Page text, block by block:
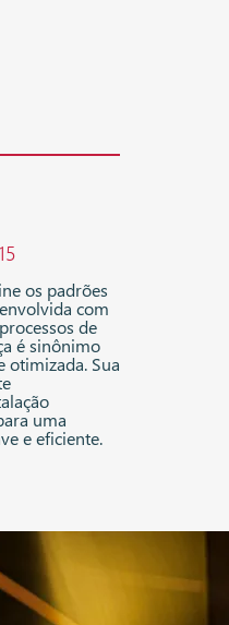
os padrões
com
de
é sinônimo
otimizada. Sua
uma
e eficiente.